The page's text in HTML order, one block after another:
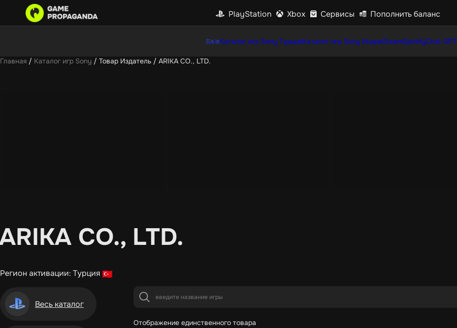
PlayStation Xbox Сервисы Пополнить баланс
SaleКаталог игр Sony ТурцияКаталог игр Sony ИндияSteamSpotifyChat GPT
Главная / Каталог игр Sony / Товар Издатель / ARIKA CO., LTD.
CO., LTD.
Регион активации: Турция
Весь каталог
Отображение единственного товара